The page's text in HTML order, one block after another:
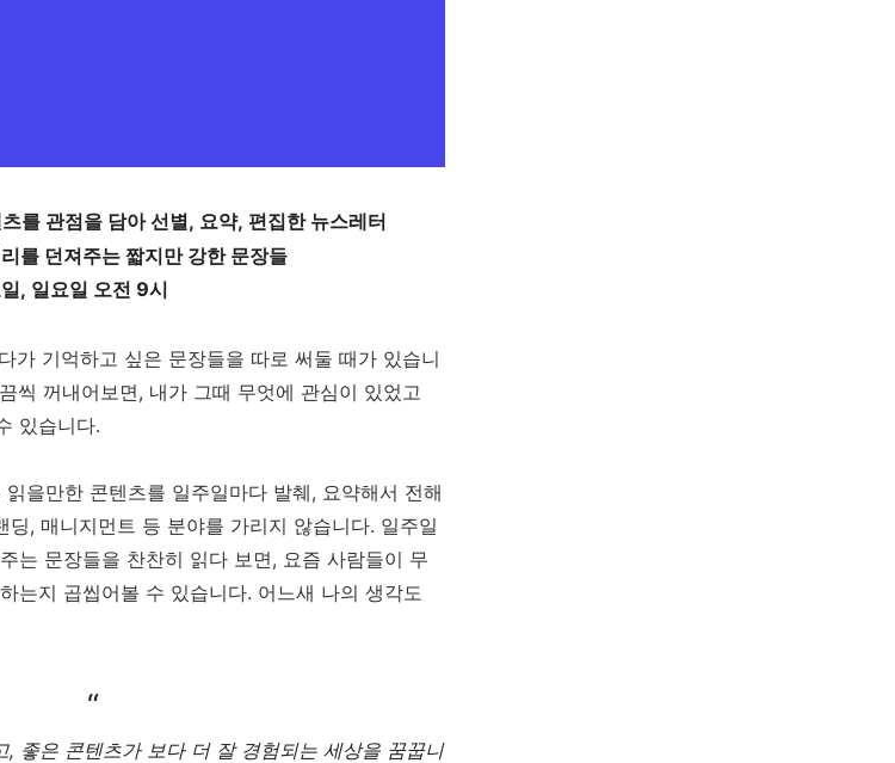
를 관점을 담아 선별, 요약, 편집한 뉴스레터
를 던져주는 짧지만 강한 문장들
, 일요일 오전 9시
가 기억하고 싶은 문장들을 따로 써둘 때가 있습니
씩 꺼내어보면, 내가 그때 무엇에 관심이 있었고
있습니다.
을만한 콘텐츠를 일주일마다 발췌, 요약해서 전해
딩, 매니지먼트 등 분야를 가리지 않습니다. 일주일
는 문장들을 찬찬히 읽다 보면, 요즘 사람들이 무
는지 곱씹어볼 수 있습니다. 어느새 나의 생각도
“
, 좋은 콘텐츠가 보다 더 잘 경험되는 세상을 꿈꿉니